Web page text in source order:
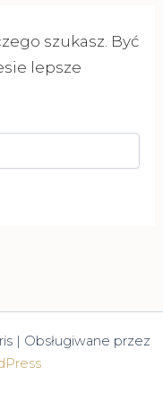
szukasz. Być
lepsze
| Obsługiwane przez